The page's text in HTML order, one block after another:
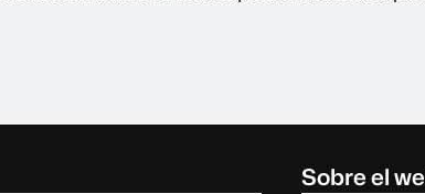
Sobre el